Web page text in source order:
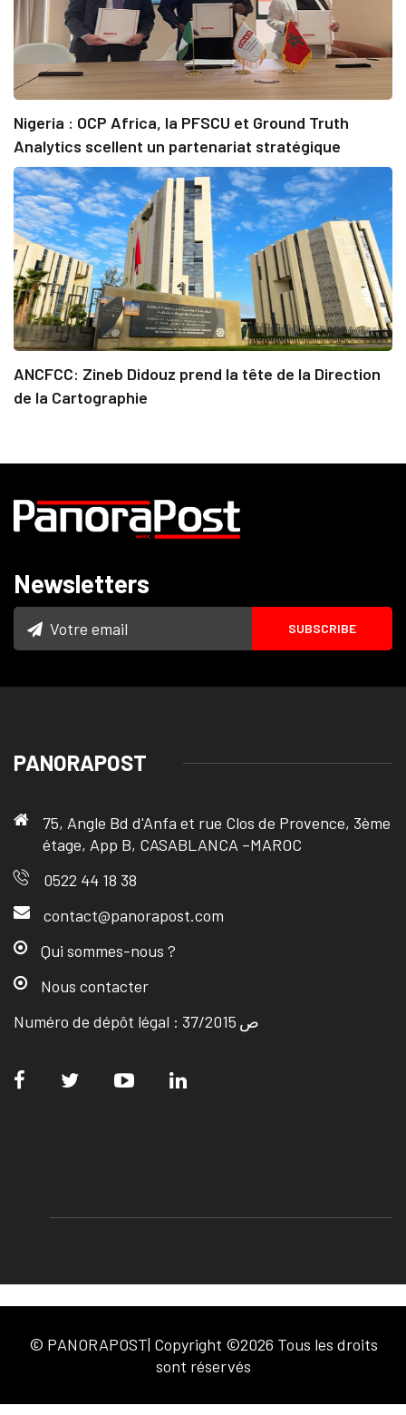
Nigeria : OCP Africa, la PFSCU et Ground Truth
Analytics scellent un partenariat stratégique
ANCFCC: Zineb Didouz prend la tête de la Direction
de la Cartographie
Newsletters
PANORAPOST
75, Angle Bd d'Anfa et rue Clos de Provence, 3ème
étage, App B, CASABLANCA –MAROC
0522 44 18 38
contact@panorapost.com
Qui sommes-nous ?
Nous contacter
Numéro de dépôt légal : ص 37/2015
© PANORAPOST| Copyright ©2026 Tous les droits
sont réservés